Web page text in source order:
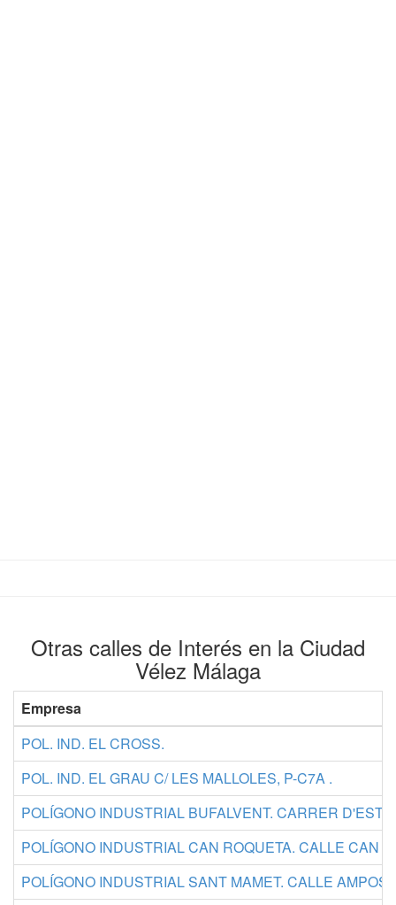
Otras calles de Interés en la Ciudad
Vélez Málaga
Empresa
POL. IND. EL CROSS.
POL. IND. EL GRAU C/ LES MALLOLES, P-C7A .
POLÍGONO INDUSTRIAL BUFALVENT. CARRER
POLÍGONO INDUSTRIAL CAN ROQUETA. CALLE CAN
POLÍGONO INDUSTRIAL SANT MAMET. CALLE